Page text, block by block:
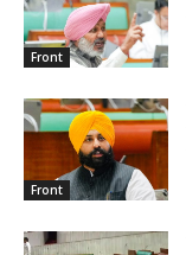
Front
Front